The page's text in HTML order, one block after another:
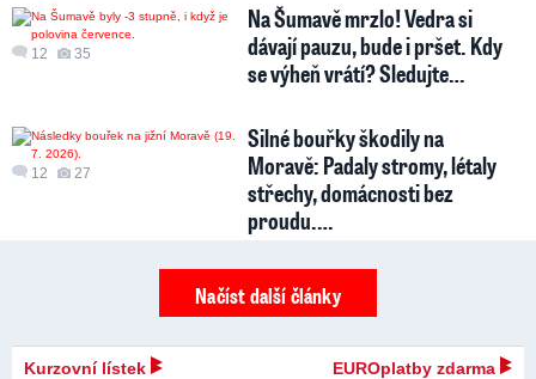
12 35
Na Šumavě mrzlo! Vedra si
dávají pauzu, bude i pršet. Kdy
se výheň vrátí? Sledujte…
12 27
Silné bouřky škodily na
Moravě: Padaly stromy, létaly
střechy, domácnosti bez
proudu.…
Načíst další články
Kurzovní lístek EUROplatby zdarma